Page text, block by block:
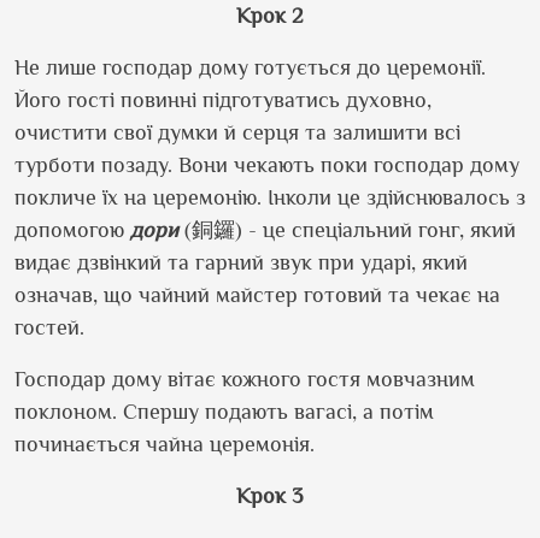
Крок 2
Не лише господар дому готується до церемонії.
Його гості повинні підготуватись духовно,
очистити свої думки й серця та залишити всі
турботи позаду. Вони чекають поки господар дому
покличе їх на церемонію. Інколи це здійснювалось з
допомогою дори(銅鑼) - це спеціальний гонг, який
видає дзвінкий та гарний звук при ударі, який
означав, що чайний майстер готовий та чекає на
гостей.
Господар дому вітає кожного гостя мовчазним
поклоном. Спершу подають вагасі, а потім
починається чайна церемонія.
Крок 3